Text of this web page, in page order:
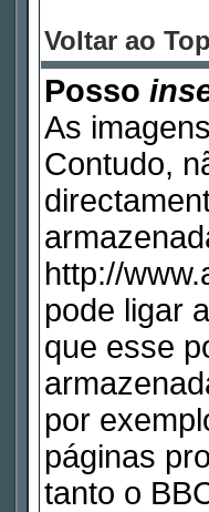
Voltar ao
Posso
As
Contudo,
http://
pode ligar
que esse
por
páginas
tanto o